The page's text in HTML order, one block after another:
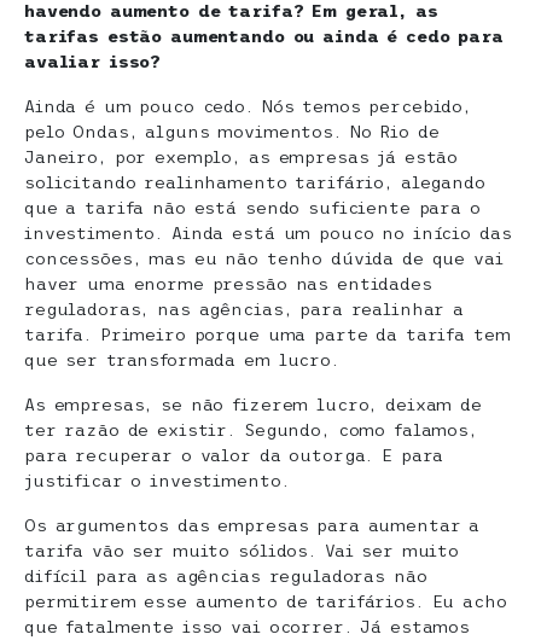
havendo aumento de tarifa? Em geral, as
tarifas estão aumentando ou ainda é cedo para
avaliar isso?
Ainda é um pouco cedo. Nós temos percebido,
pelo Ondas, alguns movimentos. No Rio de
Janeiro, por exemplo, as empresas já estão
solicitando realinhamento tarifário, alegando
que a tarifa não está sendo suficiente para o
investimento. Ainda está um pouco no início das
concessões, mas eu não tenho dúvida de que vai
haver uma enorme pressão nas entidades
reguladoras, nas agências, para realinhar a
tarifa. Primeiro porque uma parte da tarifa tem
que ser transformada em lucro.
As empresas, se não fizerem lucro, deixam de
ter razão de existir. Segundo, como falamos,
para recuperar o valor da outorga. E para
justificar o investimento.
Os argumentos das empresas para aumentar a
tarifa vão ser muito sólidos. Vai ser muito
difícil para as agências reguladoras não
permitirem esse aumento de tarifários. Eu acho
que fatalmente isso vai ocorrer. Já estamos